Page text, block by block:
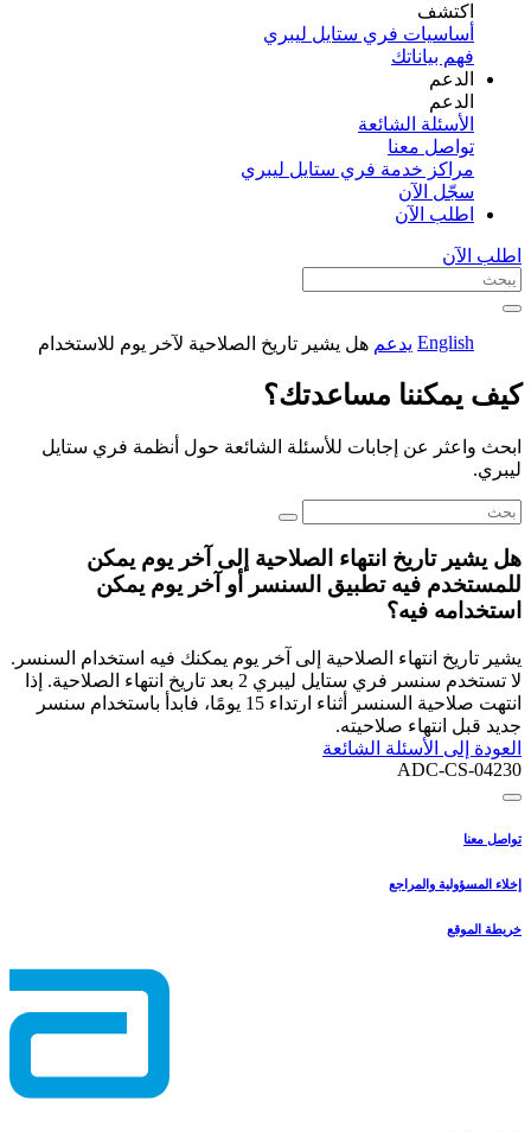
اكتشف​
أساسيات فري ستايل ليبري
فهم بياناتك
الدعم
الدعم
الأسئلة الشائعة
تواصل معنا
مراكز خدمة فري ستايل ليبري
سجّل الآن​
اطلب الآن
اطلب الآن
English يدعم هل يشير تاريخ الصلاحية لآخر يوم للاستخدام
كيف يمكننا مساعدتك؟
ابحث واعثر عن إجابات للأسئلة الشائعة حول أنظمة فري ستايل
ليبري.
هل يشير تاريخ انتهاء الصلاحية إلى آخر يوم يمكن
للمستخدم فيه تطبيق السنسر أو آخر يوم يمكن
استخدامه فيه؟
يشير تاريخ انتهاء الصلاحية إلى آخر يوم يمكنك فيه استخدام السنسر.
لا تستخدم سنسر فري ستايل ليبري 2 بعد تاريخ انتهاء الصلاحية. إذا
انتهت صلاحية السنسر أثناء ارتداء 15 يومًا، فابدأ باستخدام سنسر
جديد قبل انتهاء صلاحيته.
العودة إلى الأسئلة الشائعة
ADC-CS-04230
تواصل معنا
إخلاء المسؤولية والمراجع
خريطة الموقع